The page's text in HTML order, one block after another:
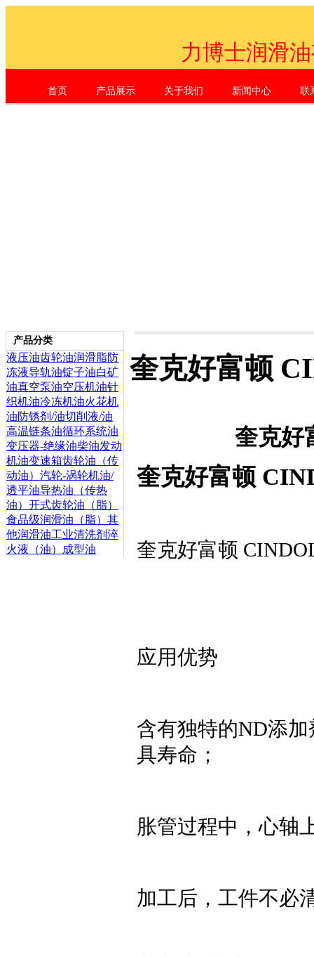
力博士润滑
Shenzhen Li Dr. Industrial Co.,
首页 产品展示 关于我们 新闻中心 联
产品分类
液压油齿轮油润滑脂防
冻液导轨油锭子油白矿
油真空泵油空压机油针
织机油冷冻机油火花机
油防锈剂/油切削液/油
高温链条油循环系统油
变压器-绝缘油柴油发动
机油变速箱齿轮油（传
动油） 汽轮-涡轮机油/
透平油导热油（传热
油） 开式齿轮油（脂）
食品级润滑油（脂） 其
他润滑油工业清洗剂 淬
火液（油）
成型油
奎克好富顿
奎克好
奎克好富顿
奎克好富顿
应用优势
含有独特的ND添
具寿命；
胀管过程中，心轴
加工后，工件不必